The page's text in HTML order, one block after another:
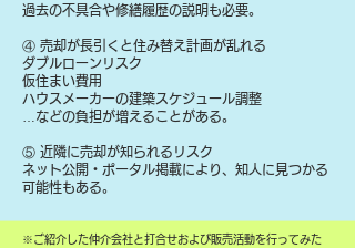
過去の不具合や修繕履歴の説明も必要。
④ 売却が長引くと住み替え計画が乱れる
ダブルローンリスク
仮住まい費用
ハウスメーカーの建築スケジュール調整
…などの負担が増えることがある。
⑤ 近隣に売却が知られるリスク
ネット公開・ポータル掲載により、知人に見つかる
可能性もある。
​※ご紹介した仲介会社と打合せおよび販売活動を行ってみた